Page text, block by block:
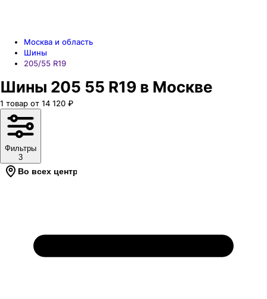
Москва и область
Шины
205/55 R19
Шины 205 55 R19 в Москве
1 товар от 14 120 ₽
Фильтры
3
Во всех центрах